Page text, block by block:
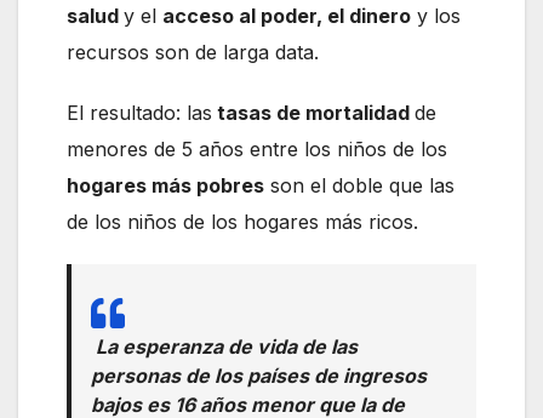
salud y el acceso al poder, el dinero y los
recursos son de larga data.
El resultado: las tasas de mortalidad de
menores de 5 años entre los niños de los
hogares más pobres son el doble que las
de los niños de los hogares más ricos.
La esperanza de vida de las
personas de los países de ingresos
bajos es 16 años menor que la de